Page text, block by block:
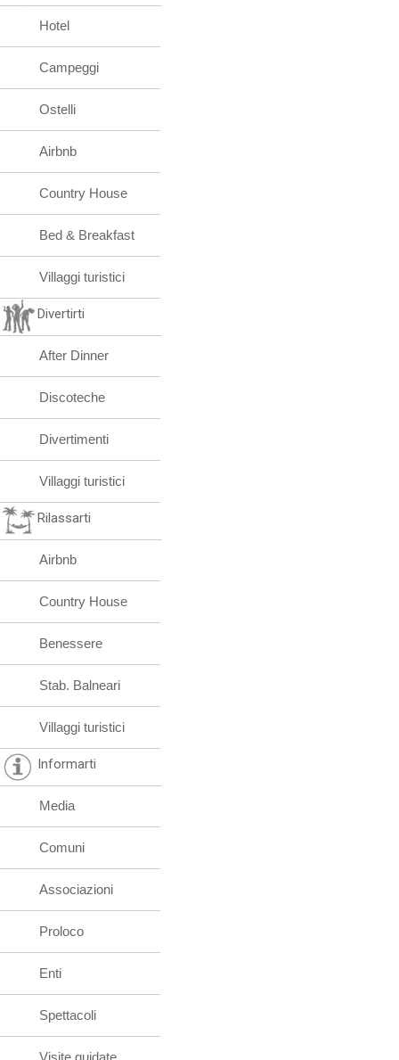
Hotel
Campeggi
Ostelli
Airbnb
Country House
Bed & Breakfast
Villaggi turistici
Divertirti
After Dinner
Discoteche
Divertimenti
Villaggi turistici
Rilassarti
Airbnb
Country House
Benessere
Stab. Balneari
Villaggi turistici
Informarti
Media
Comuni
Associazioni
Proloco
Enti
Spettacoli
Visite guidate